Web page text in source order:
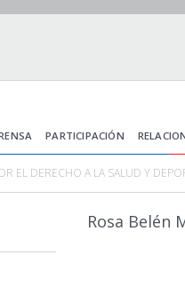
PARTICIPACIÓN
EL DERECHO A LA SALUD Y
Rosa Belén